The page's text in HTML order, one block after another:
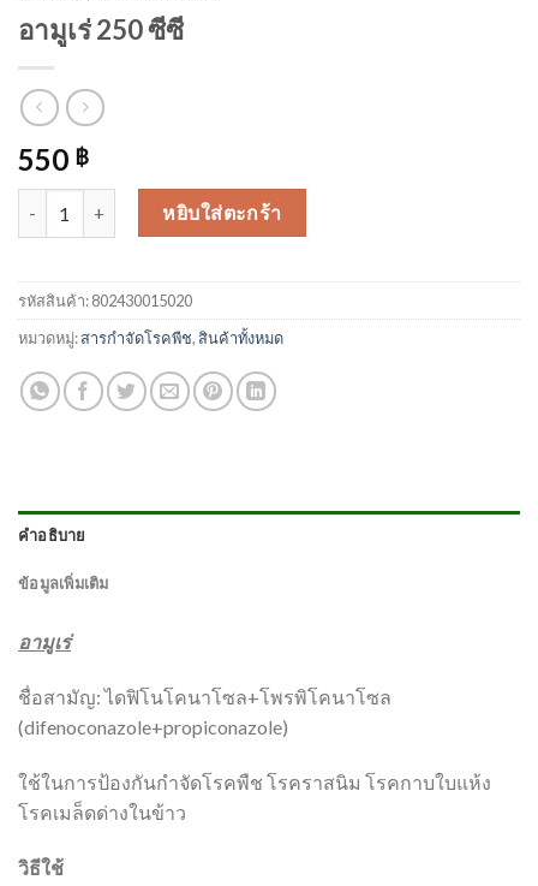
อามูเร่ 250 ซีซี
550 ฿
จำนวน อามูเร่ 250 ซีซี ชิ้นหยิบใส่ตะกร้า
รหัสสินค้า:802430015020
หมวดหมู่:สารกำจัดโรคพืช, สินค้าทั้งหมด
คำอธิบาย
ข้อมูลเพิ่มเติม
อามูเร่
ชื่อสามัญ: ไดฟิโนโคนาโซล+โพรพิโคนาโซล
(difenoconazole+propiconazole)
ใช้ในการป้องกันกำจัดโรคพืช โรคราสนิม โรคกาบใบแห้ง
โรคเมล็ดด่างในข้าว
วิธีใช้